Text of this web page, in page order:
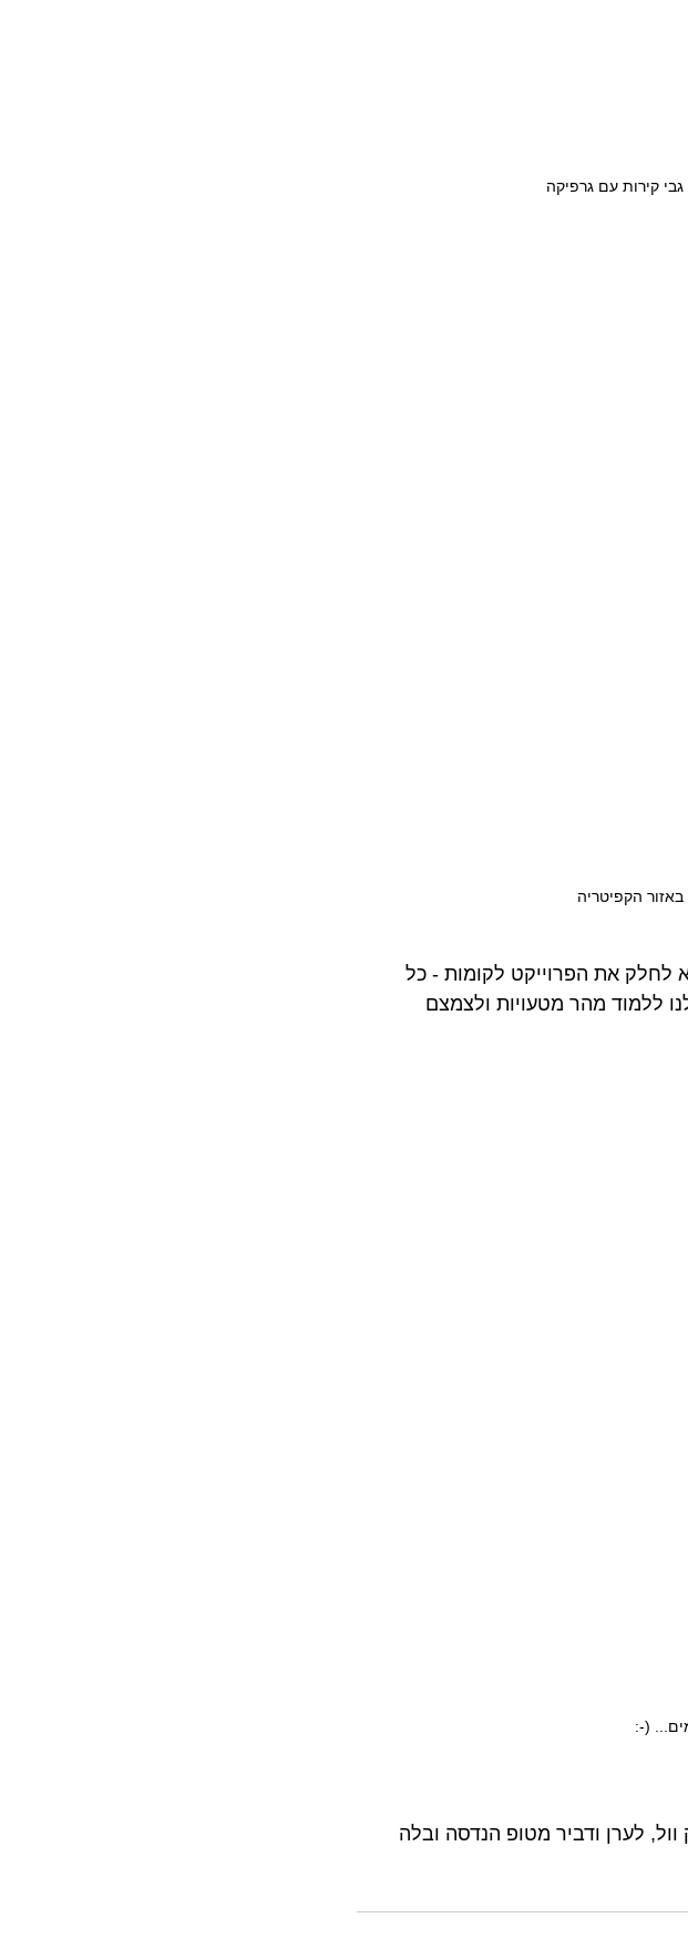
קירות עם גרפיקה
באזור הקפיטריה
לחלק את הפרוייקט לקומות - כל
ללמוד מהר מטעויות ולצמצם
(-:
וול, לערן ודביר מטופ הנדסה ובלה